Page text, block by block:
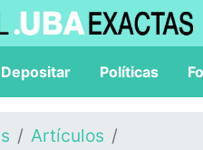
Depositar Políticas
Artículos